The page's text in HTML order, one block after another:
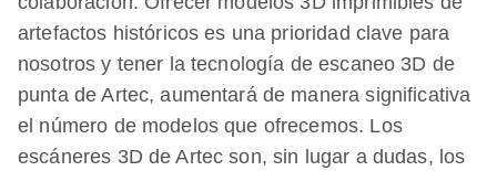
artefactos históricos es una prioridad clave para
nosotros y tener la tecnología de escaneo 3D de
punta de Artec, aumentará de manera significativa
el número de modelos que ofrecemos. Los
escáneres 3D de Artec son, sin lugar a dudas, los